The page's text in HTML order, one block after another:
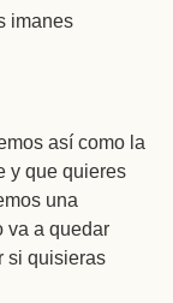
imanes
así como la
y que quieres
una
va a quedar
si quisieras